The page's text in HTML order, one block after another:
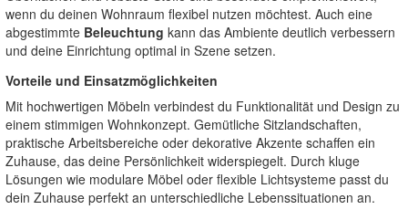
wenn du deinen Wohnraum flexibel nutzen möchtest. Auch eine
abgestimmte Beleuchtung kann das Ambiente deutlich verbessern
und deine Einrichtung optimal in Szene setzen.
Vorteile und Einsatzmöglichkeiten
Mit hochwertigen Möbeln verbindest du Funktionalität und Design zu
einem stimmigen Wohnkonzept. Gemütliche Sitzlandschaften,
praktische Arbeitsbereiche oder dekorative Akzente schaffen ein
Zuhause, das deine Persönlichkeit widerspiegelt. Durch kluge
Lösungen wie modulare Möbel oder flexible Lichtsysteme passt du
dein Zuhause perfekt an unterschiedliche Lebenssituationen an.